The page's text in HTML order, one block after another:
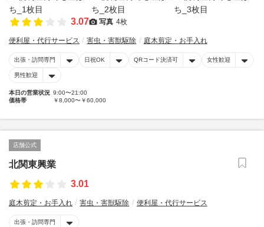
3.07 写真 4枚
便利屋・代行サービス 害虫・害獣駆除 庭木剪定・お手入れ
出張・訪問専門 日祝OK QRコード決済可 女性歓迎
男性歓迎
本日の営業状況 9:00〜21:00
価格帯
￥8,000〜￥60,000
店舗公式
北関東興業
3.01
庭木剪定・お手入れ 害虫・害獣駆除 便利屋・代行サービス
出張・訪問専門